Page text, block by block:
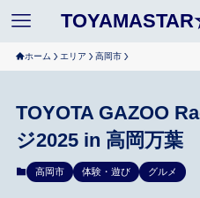
ホーム エリア 高岡市
TOYOTA GAZOO
ジ2025 in 高岡万葉
高岡市 体験・遊び グルメ